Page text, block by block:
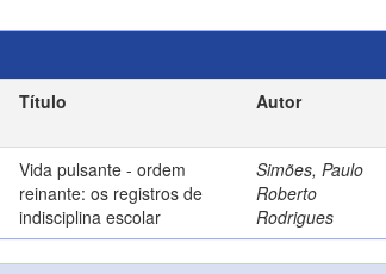
Título Autor
Vida pulsante - ordem
reinante: os registros de
indisciplina escolar
Simões, Paulo
Roberto
Rodrigues